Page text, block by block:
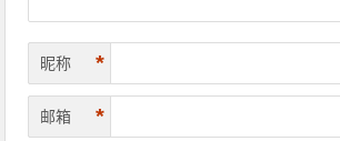
昵称 *
邮箱 *